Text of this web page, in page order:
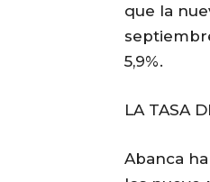
que la
5,9%.
LA TASA
Abanca